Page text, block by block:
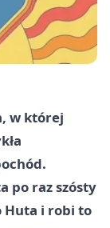
w której
po raz szósty
Huta i robi to